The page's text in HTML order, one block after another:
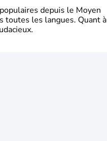
depuis le Moyen
toutes les langues. Quant à